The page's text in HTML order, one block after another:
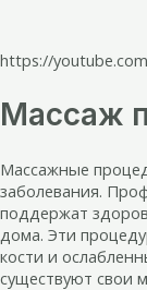
https://
Массаж
Массажные
заболевания.
поддержат
дома. Эти
кости и
существуют свои